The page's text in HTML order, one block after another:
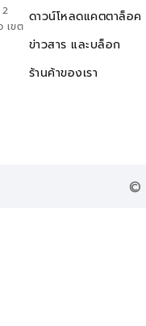
เขต
ดาวน์โหลดแคตตาล็อค
ข่าวสาร และบล็อก
ร้านค้าของเรา
©